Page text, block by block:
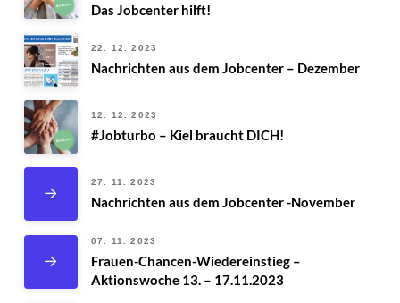
Das Jobcenter hilft!
22. 12. 2023
Nachrichten aus dem Jobcenter – Dezember
12. 12. 2023
#Jobturbo – Kiel braucht DICH!
27. 11. 2023
Nachrichten aus dem Jobcenter -November
07. 11. 2023
Frauen-Chancen-Wiedereinstieg –
Aktionswoche 13. – 17.11.2023